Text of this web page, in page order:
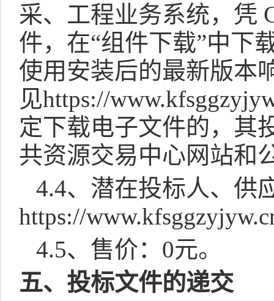
采、工程业务系统，凭
件，在“组件下载”中下
使用安装后的最新版本
见https://
定下载电子文件的，其
共资源交易中心网站和
4.4、潜在投标人、供
https://
4.5、售价： 0元。
五、投标文件的递交